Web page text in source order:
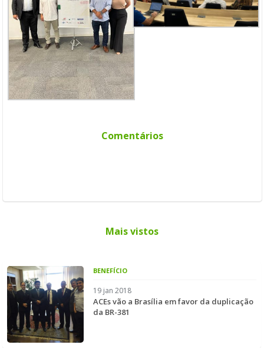
Comentários
Mais vistos
BENEFÍCIO
19 jan 2018
ACEs vão a Brasília em favor da duplicação
da BR-381